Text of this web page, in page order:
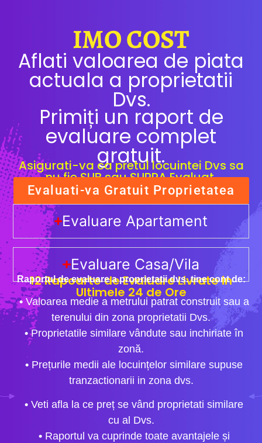
IMO COST
Aflati valoarea de piata
actuala a proprietatii
Dvs.
Primiți un raport de
evaluare complet
gratuit.
Asigurati-va ca pretul locuintei Dvs sa
nu fie SUB sau SUPRA Evaluat.
Evaluati-va Gratuit Proprietatea
Evaluare Apartament
Evaluare Casa/Vila
12 Rapoarte de Evaluare Livrate in
Ultimele 24 de Ore
Raportul de evaluare a proprietatii dvs. tine cont de:
•Valoarea medie a metrului patrat construit sau a
terenului din zona proprietatii Dvs.
•Proprietatile similare vândute sau inchiriate în
zonă.
• Prețurile medii ale locuințelor similare supuse
tranzactionarii in zona dvs.
• Veti afla la ce preț se vând proprietati similare
cu al Dvs.
•Raportul va cuprinde toate avantajele și